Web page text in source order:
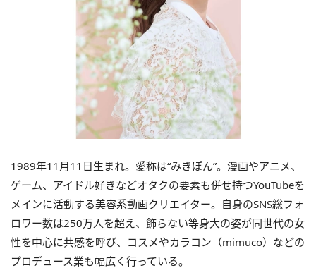
1989年11月11日生まれ。愛称は“みきぽん”。漫画やアニメ、
ゲーム、アイドル好きなどオタクの要素も併せ持つYouTubeを
メインに活動する美容系動画クリエイター。自身のSNS総フォ
ロワー数は250万人を超え、飾らない等身大の姿が同世代の女
性を中心に共感を呼び、コスメやカラコン（mimuco）などの
プロデュース業も幅広く行っている。